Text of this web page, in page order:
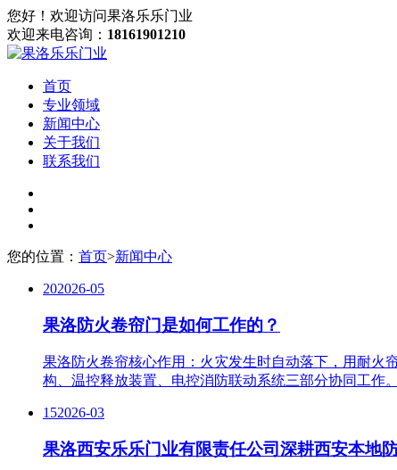
您好！欢迎访问果洛乐乐门业
欢迎来电咨询： 18161901210
首页
专业领域
新闻中心
关于我们
联系我们
您的位置： 首页>新闻中心
202026-05
果洛防火卷帘门是如何工作的？
果洛防火卷帘核心作用：火灾发生时自动落下，用耐火
构、温控释放装置、电控消防联动系统三部分协同工作。
152026-03
果洛西安乐乐门业有限责任公司深耕西安本地